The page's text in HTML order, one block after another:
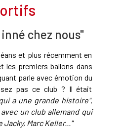
chez nous"
et plus récemment en
les premiers ballons dans
parle avec émotion du
pas ce club ? Il était
a une grande histoire",
un club allemand qui
Marc Keller..."